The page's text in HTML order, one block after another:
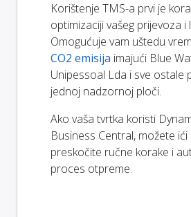
Korištenje TMS-a prvi je
optimizaciji vašeg prijevoza i
Omogućuje vam uštedu
CO2 emisija imajući Blue
Unipessoal Lda i sve ostale
jednoj nadzornoj ploči.
Ako vaša tvrtka koristi
Business Central, možete ići
preskočite ručne korake i
proces otpreme.